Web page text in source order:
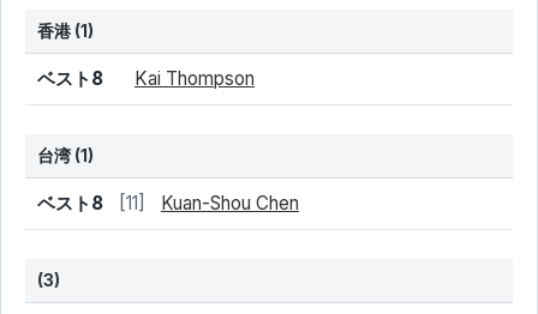
香港 (1)
結果 シード 選手名
ベスト8 Kai Thompson
台湾 (1)
結果 シード 選手名
ベスト8 [11] Kuan-Shou Chen
(3)